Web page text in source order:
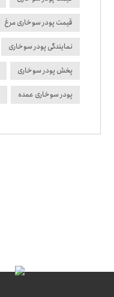
قیمت پودر سوخاری مرغ
نمایندگی پودر سوخاری
پخش پودر سوخاری
پودر سوخاری عمده